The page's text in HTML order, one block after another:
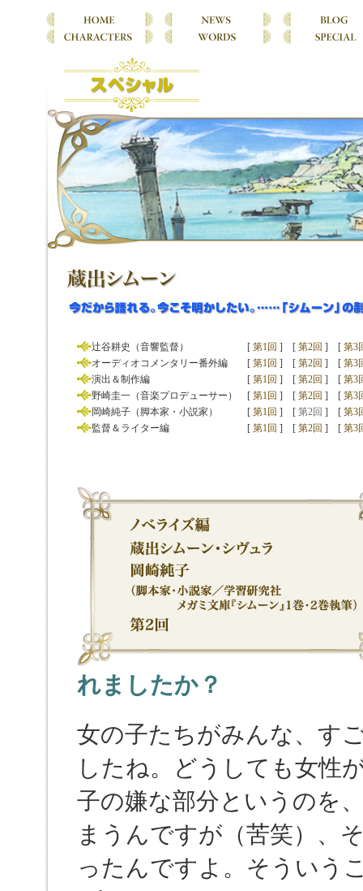
辻谷耕史（音響監督） [ 第1回 ] [ 第2回 ] [ 第3
オーディオコメンタリー番外編
[ 第1回 ] [ 第2回 ] [ 第3
演出＆制作編
[ 第1回 ] [ 第2回 ] [ 第3
野崎圭一（音楽プロデューサー）
[ 第1回 ] [ 第2回 ] [ 第3
岡崎純子（脚本家・小説家）
[ 第1回 ] [ 第2回 ] [ 第3
監督＆ライター編
[ 第1回 ] [ 第2回 ] [ 第3
れましたか？
女の子たちがみんな、す
したね。どうしても女性
子の嫌な部分というのを
まうんですが（苦笑）、
ったんですよ。そういう